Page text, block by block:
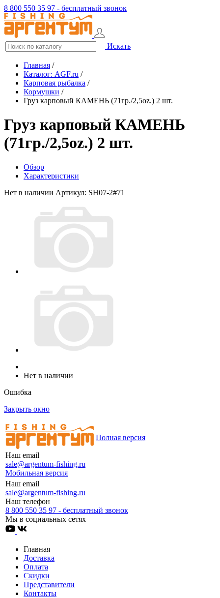
8 800 550 35 97 - бесплатный звонок
Искать
Главная /
Каталог: AGF.ru /
Карповая рыбалка /
Кормушки /
Груз карповый КАМЕНЬ (71гр./2,5oz.) 2 шт.
Груз карповый КАМЕНЬ
(71гр./2,5oz.) 2 шт.
Обзор
Характеристики
Нет в наличии Артикул: SH07-2#71
Нет в наличии
Ошибка
Закрыть окно
Наш email
sale@argentum-fishing.ru
Мобильная версия
Полная версия
Наш email
sale@argentum-fishing.ru
Наш телефон
8 800 550 35 97 - бесплатный звонок
Мы в социальных сетях
Главная
Доставка
Оплата
Скидки
Представители
Контакты